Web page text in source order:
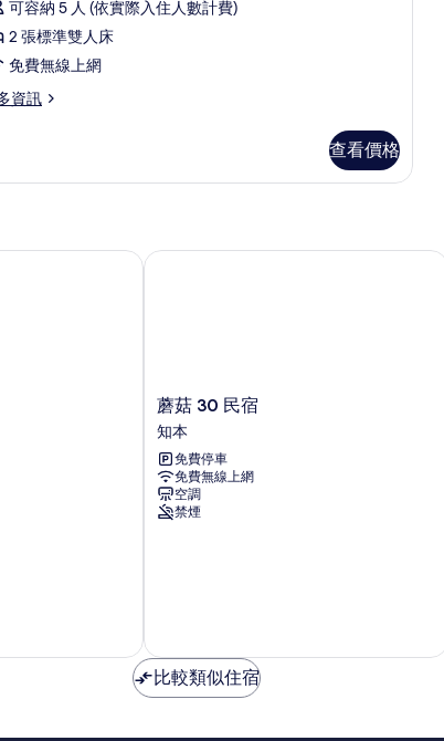
可容納 5 人 (依實際入住人數計費)
2 張標準雙人床
免費無線上網
資訊
查看價格
蘑
菇
30
民
宿
知
本
蘑菇 30 民宿
知本
免費停車
免費無線上網
空調
禁煙
蘑菇 30 民宿
比較類似住宿